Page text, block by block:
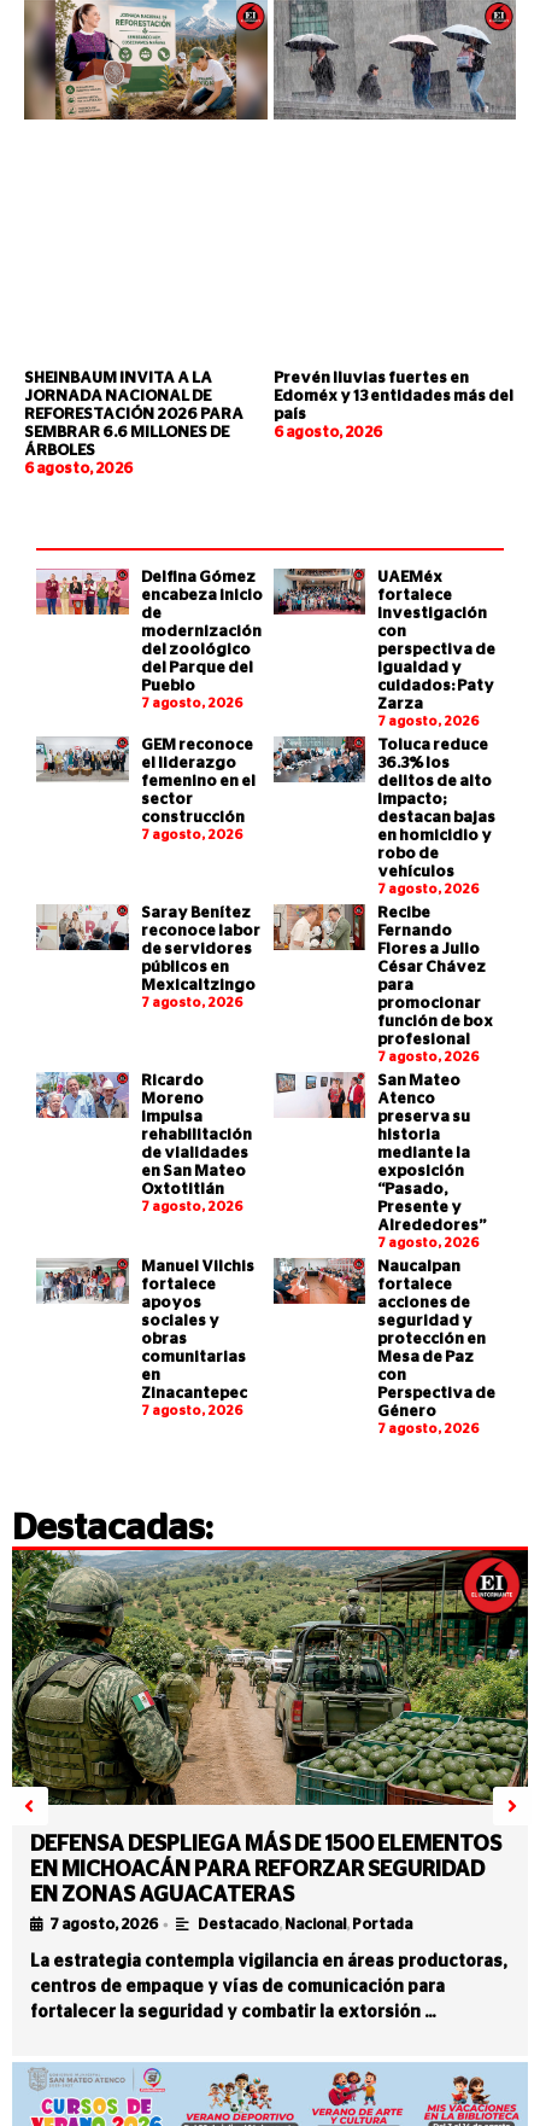
SHEINBAUM INVITA A LA
JORNADA NACIONAL DE
REFORESTACIÓN 2026 PARA
SEMBRAR 6.6 MILLONES DE
ÁRBOLES
6 agosto, 2026
Prevén lluvias fuertes en
Edoméx y 13 entidades más del
país
6 agosto, 2026
Delfina Gómez
encabeza inicio
de
modernización
del zoológico
del Parque del
Pueblo
7 agosto, 2026
UAEMéx
fortalece
investigación
con
perspectiva de
igualdad y
cuidados: Paty
Zarza
7 agosto, 2026
GEM reconoce
el liderazgo
femenino en el
sector
construcción
7 agosto, 2026
Toluca reduce
36.3% los
delitos de alto
impacto;
destacan bajas
en homicidio y
robo de
vehículos
7 agosto, 2026
Saray Benítez
reconoce labor
de servidores
públicos en
Mexicaltzingo
7 agosto, 2026
Recibe
Fernando
Flores a Julio
César Chávez
para
promocionar
función de box
profesional
7 agosto, 2026
Ricardo
Moreno
impulsa
rehabilitación
de vialidades
en San Mateo
Oxtotitlán
7 agosto, 2026
San Mateo
Atenco
preserva su
historia
mediante la
exposición
“Pasado,
Presente y
Alrededores”
7 agosto, 2026
Manuel Vilchis
fortalece
apoyos
sociales y
obras
comunitarias
en
Zinacantepec
7 agosto, 2026
Naucalpan
fortalece
acciones de
seguridad y
protección en
Mesa de Paz
con
Perspectiva de
Género
7 agosto, 2026
Destacadas:
DEFENSA DESPLIEGA MÁS DE 1500 ELEMENTOS
EN MICHOACÁN PARA REFORZAR SEGURIDAD
EN ZONAS AGUACATERAS
7 agosto, 2026 • Destacado, Nacional , Portada
La estrategia contempla vigilancia en áreas productoras,
centros de empaque y vías de comunicación para
fortalecer la seguridad y combatir la extorsión …